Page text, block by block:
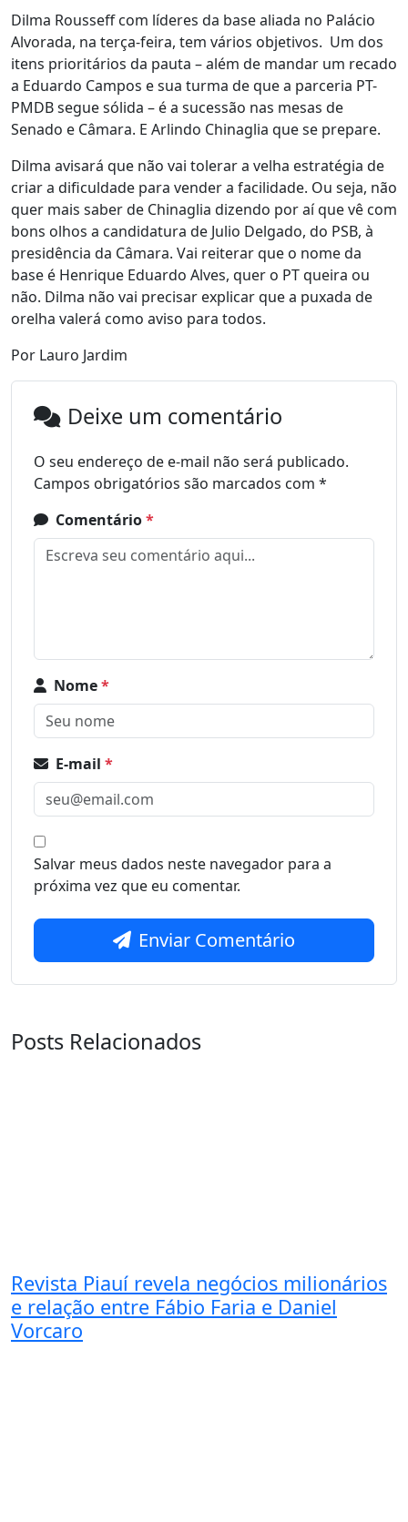
Dilma Rousseff com líderes da base aliada no Palácio
Alvorada, na terça-feira, tem vários objetivos. Um dos
itens prioritários da pauta – além de mandar um recado
a Eduardo Campos e sua turma de que a parceria PT-
PMDB segue sólida – é a sucessão nas mesas de
Senado e Câmara. E Arlindo Chinaglia que se prepare.
Dilma avisará que não vai tolerar a velha estratégia de
criar a dificuldade para vender a facilidade. Ou seja, não
quer mais saber de Chinaglia dizendo por aí que vê com
bons olhos a candidatura de Julio Delgado, do PSB, à
presidência da Câmara. Vai reiterar que o nome da
base é Henrique Eduardo Alves, quer o PT queira ou
não. Dilma não vai precisar explicar que a puxada de
orelha valerá como aviso para todos.
Por Lauro Jardim
Deixe um comentário
O seu endereço de e-mail não será publicado.
Campos obrigatórios são marcados com *
Comentário*
Nome*
E-mail *
Salvar meus dados neste navegador para a
próxima vez que eu comentar.
Enviar Comentário
Posts Relacionados
Revista Piauí revela negócios milionários
e relação entre Fábio Faria e Daniel
Vorcaro